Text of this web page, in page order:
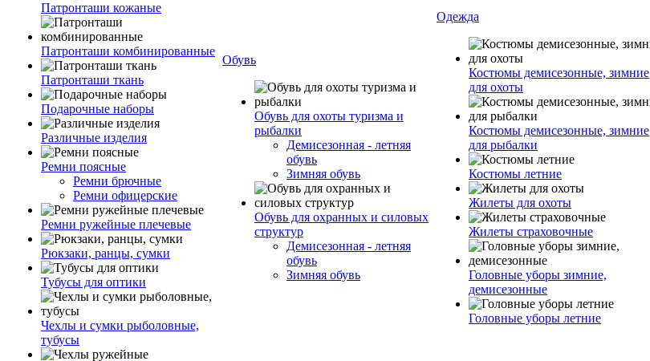
Патронташи кожаные
Патронташи комбинированные
Патронташи ткань
Подарочные наборы
Различные изделия
Ремни поясные
Ремни брючные
Ремни офицерские
Ремни ружейные плечевые
Рюкзаки, ранцы, сумки
Тубусы для оптики
Чехлы и сумки рыболовные,
тубусы
Обувь
Обувь для охоты туризма и
рыбалки
Демисезонная - летняя
обувь
Зимняя обувь
Обувь для охранных и силовых
структур
Демисезонная - летняя
обувь
Зимняя обувь
Одежда
Костюмы демисезонные, зимние
для охоты
Костюмы демисезонные, зимние
для рыбалки
Костюмы летние
Жилеты для охоты
Жилеты страховочные
Головные уборы зимние,
демисезонные
Головные уборы летние